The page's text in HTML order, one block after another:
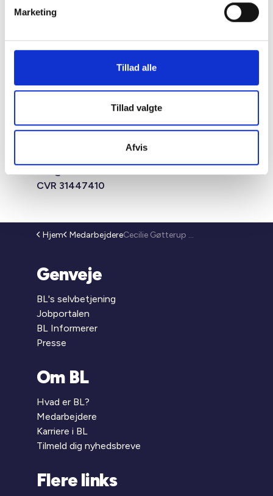
Marketing
Tillad alle
Tillad valgte
Afvis
1554 København V
Mariane Thomsens Gade 2F,
CVR 31447410
Hjem Medarbejdere Cecilie Gøtterup Hansen
Genveje
BL's selvbetjening
Jobportalen
BL Informerer
Presse
Om BL
Hvad er BL?
Medarbejdere
Karriere i BL
Tilmeld dig nyhedsbreve
Flere links